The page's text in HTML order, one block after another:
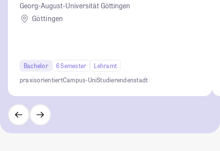
Georg-August-Universität Göttingen
Göttingen
Bachelor 6 Semester
Lehramt
praxisorientiertCampus-UniStudierendenstadt